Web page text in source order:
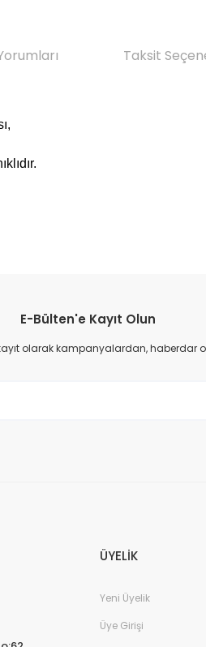
Taksit
görüntülenemiyor.
bulunuyor.
E-Bülten'e Kayıt Olun
olarak kampanyalardan, haberdar
ÜYELİK
Yeni Üyelik
Üye Girişi